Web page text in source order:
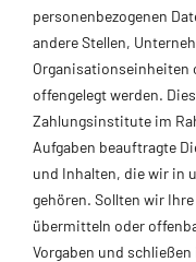
personenbezogenen
andere Stellen,
Organisationseinheiten
offengelegt werden.
Zahlungsinstitute im
Aufgaben beauftragte
und Inhalten, die wir in
gehören. Sollten wir
übermitteln oder
Vorgaben und